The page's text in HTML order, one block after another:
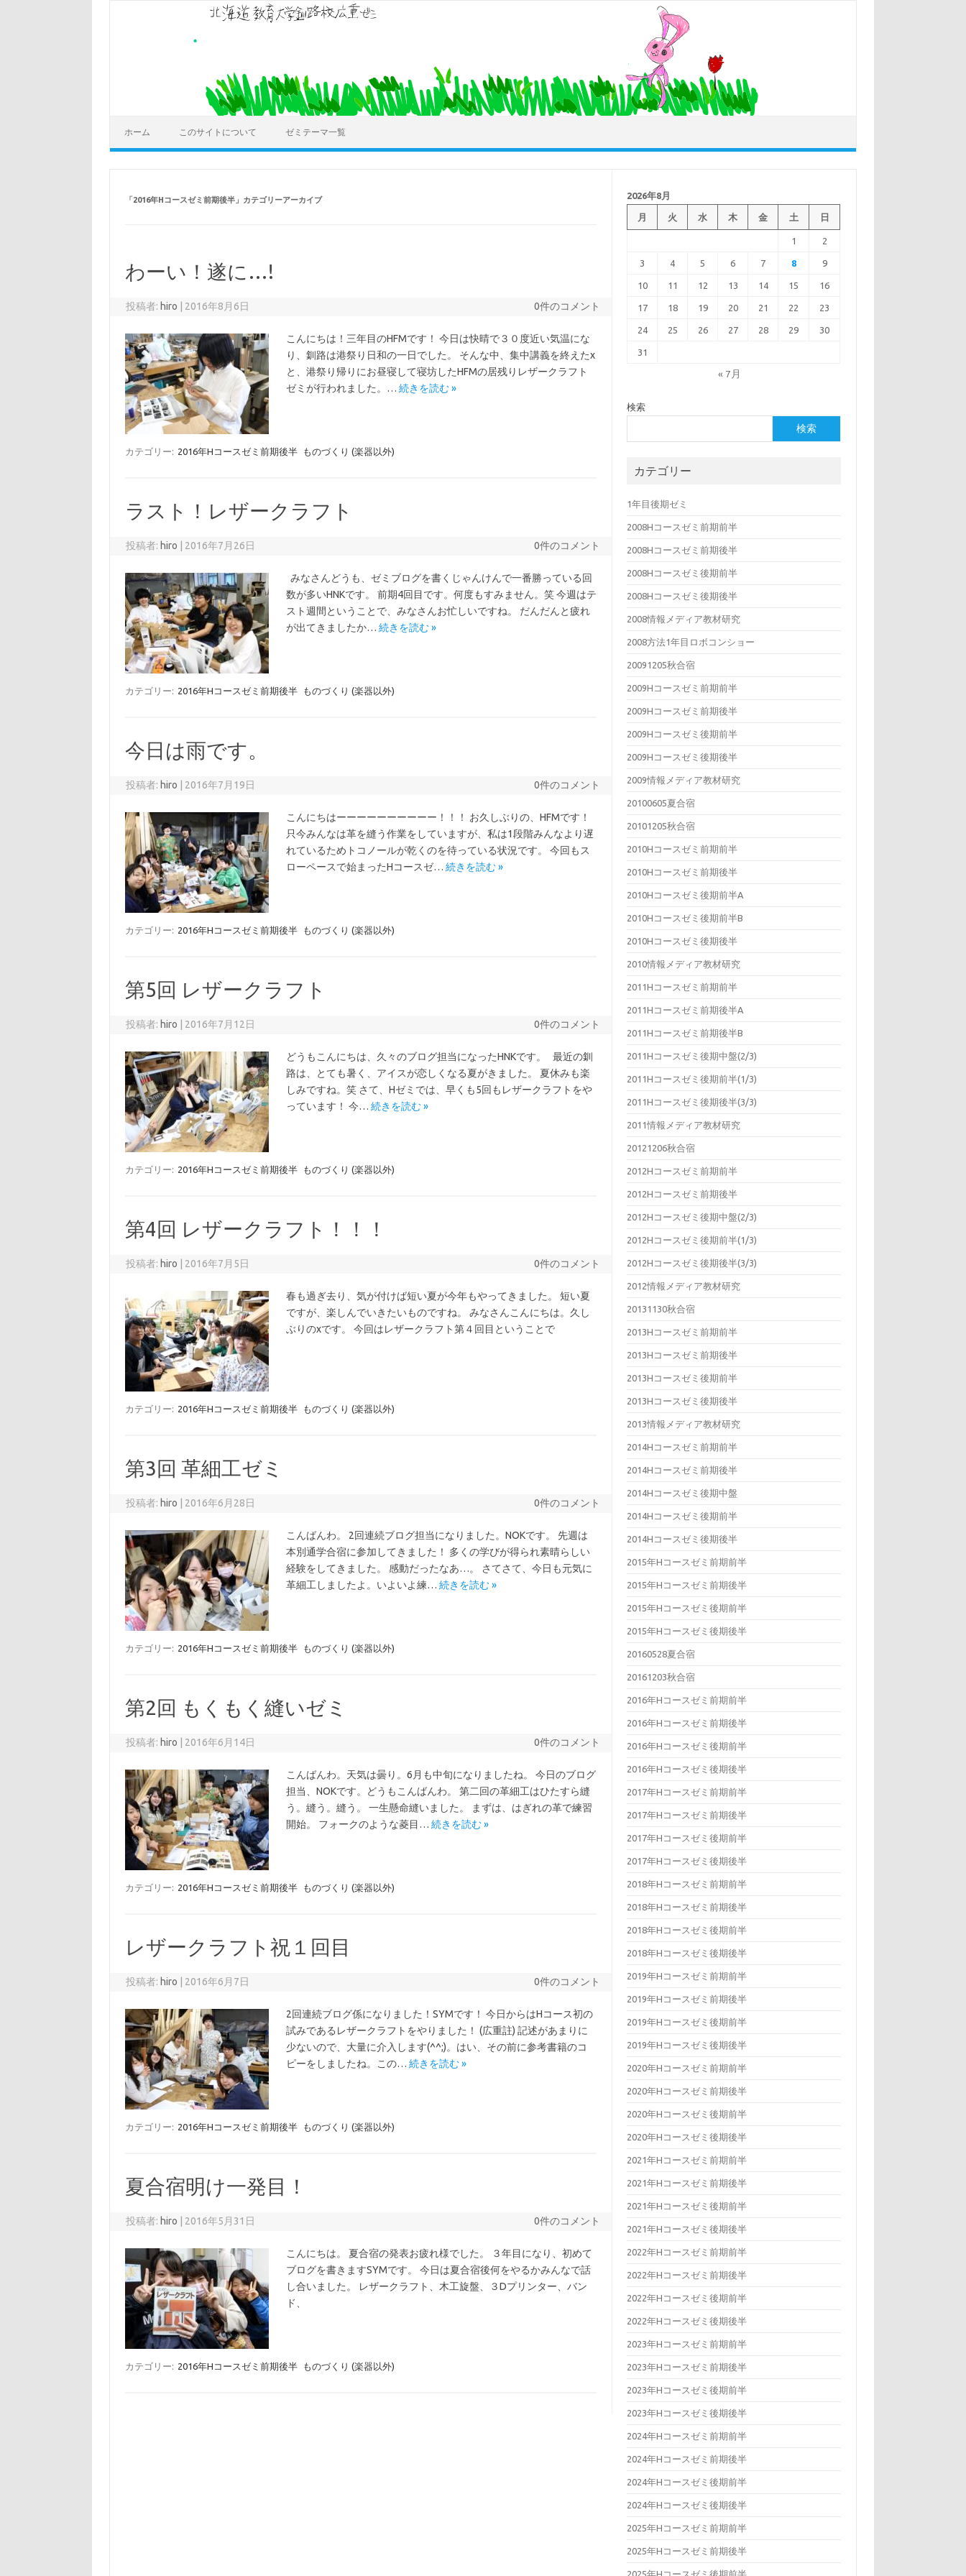
ホーム このサイトについて ゼミテーマ一覧
「2016年Hコースゼミ前期後半」カテゴリーアーカイブ
わーい！遂に…!
投稿者: hiro 2016年8月6日 0件のコメント
こんにちは！三年目のHFMです！ 今日は快晴で３０度近い気温にな
り、釧路は港祭り日和の一日でした。 そんな中、集中講義を終えたχ
と、港祭り帰りにお昼寝して寝坊したHFMの居残りレザークラフト
ゼミが行われました。… 続きを読む »
カテゴリー: 2016年Hコースゼミ前期後半 ものづくり (楽器以外)
ラスト！レザークラフト
投稿者: hiro 2016年7月26日 0件のコメント
みなさんどうも、ゼミブログを書くじゃんけんで一番勝っている回
数が多いHNKです。 前期4回目です。何度もすみません。笑 今週はテ
スト週間ということで、みなさんお忙しいですね。 だんだんと疲れ
が出てきましたか… 続きを読む »
カテゴリー: 2016年Hコースゼミ前期後半 ものづくり (楽器以外)
今日は雨です。
投稿者: hiro 2016年7月19日 0件のコメント
こんにちはーーーーーーーーーー！！！ お久しぶりの、HFMです！
只今みんなは革を縫う作業をしていますが、私は1段階みんなより遅
れているためトコノールが乾くのを待っている状況です。 今回もス
ローペースで始まったHコースゼ… 続きを読む »
カテゴリー: 2016年Hコースゼミ前期後半 ものづくり (楽器以外)
第5回 レザークラフト
投稿者: hiro 2016年7月12日 0件のコメント
どうもこんにちは、久々のブログ担当になったHNKです。 最近の釧
路は、とても暑く、アイスが恋しくなる夏がきました。 夏休みも楽
しみですね。笑 さて、Hゼミでは、早くも5回もレザークラフトをや
っています！ 今… 続きを読む »
カテゴリー: 2016年Hコースゼミ前期後半 ものづくり (楽器以外)
第4回 レザークラフト！！！
投稿者: hiro 2016年7月5日 0件のコメント
春も過ぎ去り、気が付けば短い夏が今年もやってきました。 短い夏
ですが、楽しんでいきたいものですね。 みなさんこんにちは。久し
ぶりのχです。 今回はレザークラフト第４回目ということで
カテゴリー: 2016年Hコースゼミ前期後半 ものづくり (楽器以外)
第3回 革細工ゼミ
投稿者: hiro 2016年6月28日 0件のコメント
こんばんわ。 2回連続ブログ担当になりました。NOKです。 先週は
本別通学合宿に参加してきました！ 多くの学びが得られ素晴らしい
経験をしてきました。 感動だったなあ…。 さてさて、今日も元気に
革細工しましたよ。いよいよ練… 続きを読む »
カテゴリー: 2016年Hコースゼミ前期後半 ものづくり (楽器以外)
第2回 もくもく縫いゼミ
投稿者: hiro 2016年6月14日 0件のコメント
こんばんわ。天気は曇り。6月も中旬になりましたね。 今日のブログ
担当、NOKです。どうもこんばんわ。 第二回の革細工はひたすら縫
う。縫う。縫う。 一生懸命縫いました。 まずは、はぎれの革で練習
開始。 フォークのような菱目… 続きを読む »
カテゴリー: 2016年Hコースゼミ前期後半 ものづくり (楽器以外)
レザークラフト祝１回目
投稿者: hiro 2016年6月7日 0件のコメント
2回連続ブログ係になりました！SYMです！ 今日からはHコース初の
試みであるレザークラフトをやりました！ (広重註) 記述があまりに
少ないので、大量に介入します(^^;)。はい、その前に参考書籍のコ
ピーをしましたね。この… 続きを読む »
カテゴリー: 2016年Hコースゼミ前期後半 ものづくり (楽器以外)
夏合宿明け一発目！
投稿者: hiro 2016年5月31日 0件のコメント
こんにちは。 夏合宿の発表お疲れ様でした。 ３年目になり、初めて
ブログを書きますSYMです。 今日は夏合宿後何をやるかみんなで話
し合いました。 レザークラフト、木工旋盤、３Dプリンター、バン
ド、
カテゴリー: 2016年Hコースゼミ前期後半 ものづくり (楽器以外)
2026年8月
月 火 水 木 金 土 日
1 2
3 4 5 6 7 8 9
10 11 12 13 14 15 16
17 18 19 20 21 22 23
24 25 26 27 28 29 30
31
« 7月
検索
検索
カテゴリー
1年目後期ゼミ
2008Hコースゼミ前期前半
2008Hコースゼミ前期後半
2008Hコースゼミ後期前半
2008Hコースゼミ後期後半
2008情報メディア教材研究
2008方法1年目ロボコンショー
20091205秋合宿
2009Hコースゼミ前期前半
2009Hコースゼミ前期後半
2009Hコースゼミ後期前半
2009Hコースゼミ後期後半
2009情報メディア教材研究
20100605夏合宿
20101205秋合宿
2010Hコースゼミ前期前半
2010Hコースゼミ前期後半
2010Hコースゼミ後期前半A
2010Hコースゼミ後期前半B
2010Hコースゼミ後期後半
2010情報メディア教材研究
2011Hコースゼミ前期前半
2011Hコースゼミ前期後半A
2011Hコースゼミ前期後半B
2011Hコースゼミ後期中盤(2/3)
2011Hコースゼミ後期前半(1/3)
2011Hコースゼミ後期後半(3/3)
2011情報メディア教材研究
20121206秋合宿
2012Hコースゼミ前期前半
2012Hコースゼミ前期後半
2012Hコースゼミ後期中盤(2/3)
2012Hコースゼミ後期前半(1/3)
2012Hコースゼミ後期後半(3/3)
2012情報メディア教材研究
20131130秋合宿
2013Hコースゼミ前期前半
2013Hコースゼミ前期後半
2013Hコースゼミ後期前半
2013Hコースゼミ後期後半
2013情報メディア教材研究
2014Hコースゼミ前期前半
2014Hコースゼミ前期後半
2014Hコースゼミ後期中盤
2014Hコースゼミ後期前半
2014Hコースゼミ後期後半
2015年Hコースゼミ前期前半
2015年Hコースゼミ前期後半
2015年Hコースゼミ後期前半
2015年Hコースゼミ後期後半
20160528夏合宿
20161203秋合宿
2016年Hコースゼミ前期前半
2016年Hコースゼミ前期後半
2016年Hコースゼミ後期前半
2016年Hコースゼミ後期後半
2017年Hコースゼミ前期前半
2017年Hコースゼミ前期後半
2017年Hコースゼミ後期前半
2017年Hコースゼミ後期後半
2018年Hコースゼミ前期前半
2018年Hコースゼミ前期後半
2018年Hコースゼミ後期前半
2018年Hコースゼミ後期後半
2019年Hコースゼミ前期前半
2019年Hコースゼミ前期後半
2019年Hコースゼミ後期前半
2019年Hコースゼミ後期後半
2020年Hコースゼミ前期前半
2020年Hコースゼミ前期後半
2020年Hコースゼミ後期前半
2020年Hコースゼミ後期後半
2021年Hコースゼミ前期前半
2021年Hコースゼミ前期後半
2021年Hコースゼミ後期前半
2021年Hコースゼミ後期後半
2022年Hコースゼミ前期前半
2022年Hコースゼミ前期後半
2022年Hコースゼミ後期前半
2022年Hコースゼミ後期後半
2023年Hコースゼミ前期前半
2023年Hコースゼミ前期後半
2023年Hコースゼミ後期前半
2023年Hコースゼミ後期後半
2024年Hコースゼミ前期前半
2024年Hコースゼミ前期後半
2024年Hコースゼミ後期前半
2024年Hコースゼミ後期後半
2025年Hコースゼミ前期前半
2025年Hコースゼミ前期後半
2025年Hコースゼミ後期前半